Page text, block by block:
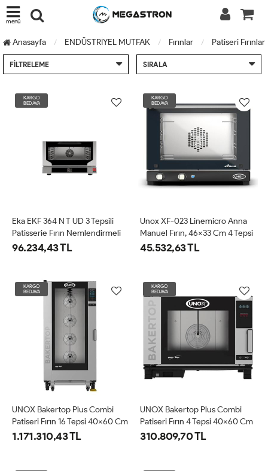
menü
Anasayfa ENDÜSTRİYEL MUTFAK Fırınlar Patiseri Fırınlar
FILTRELEME SIRALA
KARGO
BEDAVA
Eka EKF 364 N T UD 3 Tepsili
Patisserie Fırın Nemlendirmeli
Dijital Elektrikli
96.234,43 TL
KARGO
BEDAVA
Unox XF-023 Linemicro Anna
Manuel Fırın, 46x33 Cm 4 Tepsi
Kapasiteli, Elektrikli
45.532,63 TL
KARGO
BEDAVA
UNOX Bakertop Plus Combi
Patiseri Fırın 16 Tepsi 40x60 Cm
Gazlı (XEBL-16EU-GPRS)
1.171.310,43 TL
KARGO
BEDAVA
UNOX Bakertop Plus Combi
Patiseri Fırın 4 Tepsi 40x60 Cm
Elektrikli (XEBC-04EU-EPRM)
310.809,70 TL